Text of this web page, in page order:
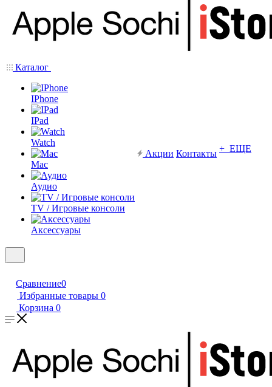
Каталог
IPhone
IPad
Watch
Mac
Аудио
TV / Игровые консоли
Аксессуары
Акции Контакты + ЕЩЕ
Сравнение0
Избранные товары 0
Корзина 0